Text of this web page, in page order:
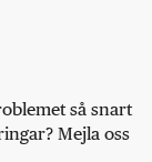
så snart
Mejla oss